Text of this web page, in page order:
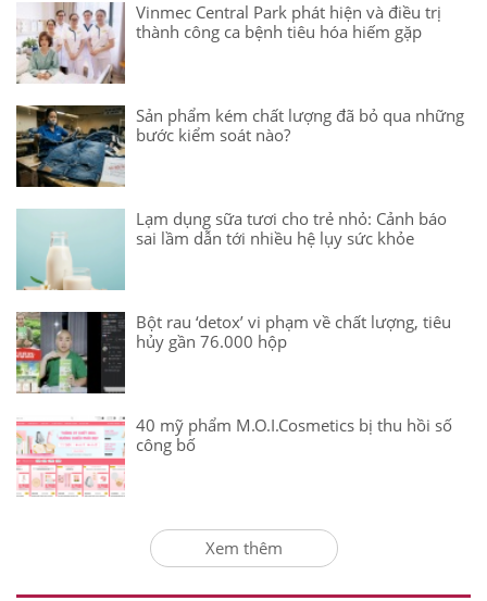
Vinmec Central Park phát hiện và điều trị
thành công ca bệnh tiêu hóa hiếm gặp
Sản phẩm kém chất lượng đã bỏ qua những
bước kiểm soát nào?
Lạm dụng sữa tươi cho trẻ nhỏ: Cảnh báo
sai lầm dẫn tới nhiều hệ lụy sức khỏe
Bột rau ‘detox’ vi phạm về chất lượng, tiêu
hủy gần 76.000 hộp
40 mỹ phẩm M.O.I.Cosmetics bị thu hồi số
công bố
Xem thêm